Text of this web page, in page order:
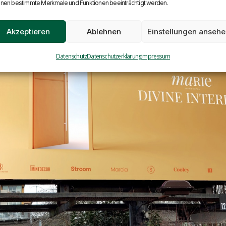
bestimmte Merkmale und Funktionen beeinträchtigt werden.
Akzeptieren Ablehnen Einstellungen
DatenschutzDatenschutzerklärungImpressum